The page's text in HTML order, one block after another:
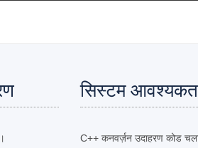
सिस्टम
C++ कनवर्ज़न उदाहरण कोड